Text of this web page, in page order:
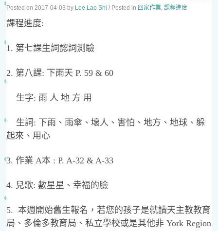
CONTENT
Posted on2017-04-03 by Lee Lao Shi / Posted in 回家作業,課程進度
課程進度:
1. 第七課生詞認詞測驗
2. 第八課: 下雨天 P. 59 & 60
生字: 雨 人 地 方 用
生詞: 下雨、雨傘、壞人、害怕、地方、地球、躲
起來、用心
3. 作業 A本 : P. A-32 & A-33
4. 兒歌: 數星星、幸福的臉
5. 本週開始舊生報名，若您的孩子是就讀天主教教育
局、多倫多教育局、私立學校或是其他非 York Region